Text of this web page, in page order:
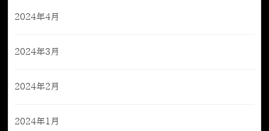
2024年4月
2024年3月
2024年2月
2024年1月